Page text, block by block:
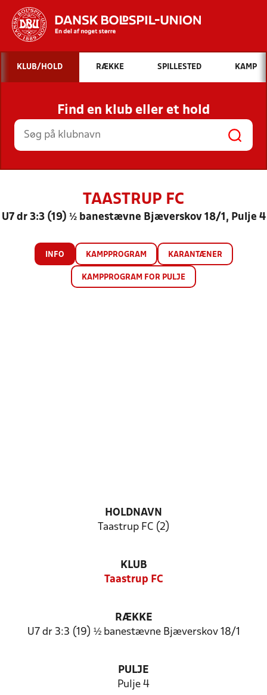
Hvad vil du søge efter?
INDHOLD OG NYHEDER
STILLINGER, RESULTATER, KLUBBER OG
HOLD
KLUB/HOLD RÆKKE SPILLESTED KAMP
Find en klub eller et hold
TAASTRUP FC
U7 dr 3:3 (19) ½ banestævne Bjæverskov 18/1, Pulje 4
INFO KAMPPROGRAM KARANTÆNER
KAMPPROGRAM FOR PULJE
HOLDNAVN
Taastrup FC (2)
KLUB
Taastrup FC
RÆKKE
U7 dr 3:3 (19) ½ banestævne Bjæverskov 18/1
PULJE
Pulje 4